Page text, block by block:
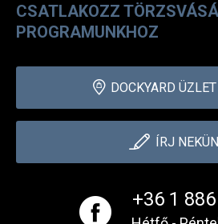
CSATLAKOZZ
PROGRAMUNKHOZ
DOCKYARD
+36 1
ÍRJ